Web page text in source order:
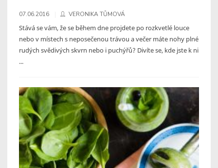
07.06.2016 VERONIKA TŮMOVÁ
Stává se vám, že se během dne projdete po rozkvetlé louce
nebo v místech s neposečenou trávou a večer máte nohy plné
rudých svědivých skvrn nebo i puchýřů? Divíte se, kde jste k ni
...